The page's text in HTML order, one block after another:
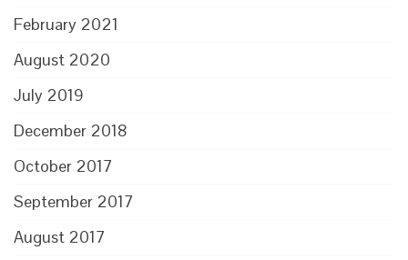
February 2021
August 2020
July 2019
December 2018
October 2017
September 2017
August 2017